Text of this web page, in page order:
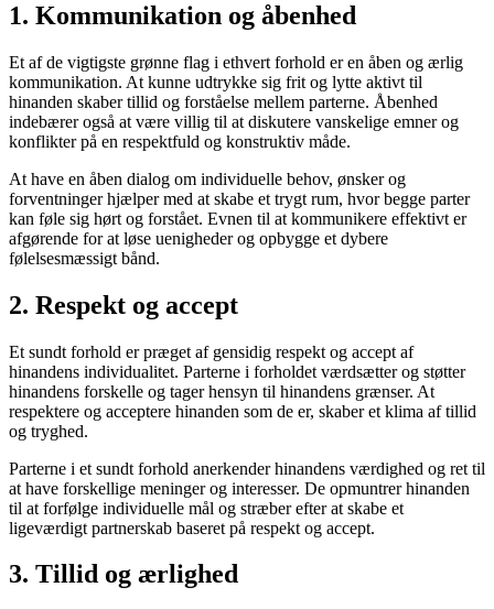
1. Kommunikation og åbenhed
Et af de vigtigste grønne flag i ethvert forhold er en åben og ærlig
kommunikation. At kunne udtrykke sig frit og lytte aktivt til
hinanden skaber tillid og forståelse mellem parterne. Åbenhed
indebærer også at være villig til at diskutere vanskelige emner og
konflikter på en respektfuld og konstruktiv måde.
At have en åben dialog om individuelle behov, ønsker og
forventninger hjælper med at skabe et trygt rum, hvor begge parter
kan føle sig hørt og forstået. Evnen til at kommunikere effektivt er
afgørende for at løse uenigheder og opbygge et dybere
følelsesmæssigt bånd.
2. Respekt og accept
Et sundt forhold er præget af gensidig respekt og accept af
hinandens individualitet. Parterne i forholdet værdsætter og støtter
hinandens forskelle og tager hensyn til hinandens grænser. At
respektere og acceptere hinanden som de er, skaber et klima af tillid
og tryghed.
Parterne i et sundt forhold anerkender hinandens værdighed og ret til
at have forskellige meninger og interesser. De opmuntrer hinanden
til at forfølge individuelle mål og stræber efter at skabe et
ligeværdigt partnerskab baseret på respekt og accept.
3. Tillid og ærlighed